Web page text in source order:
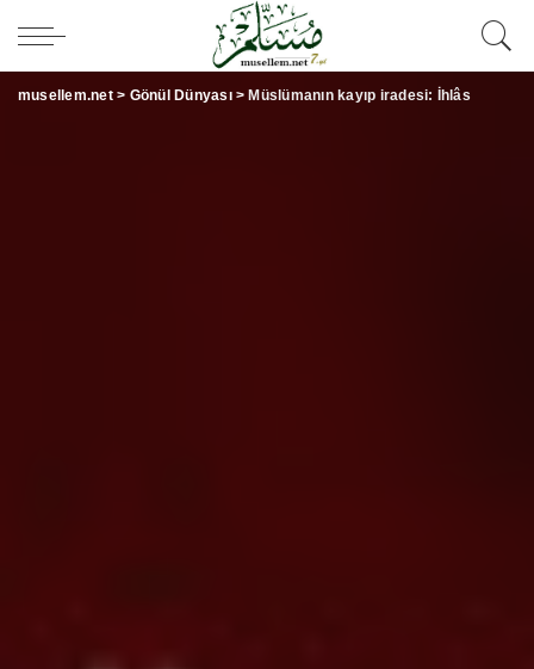
musellem.net> Gönül Dünyası> Müslümanın kayıp iradesi: İhlâs